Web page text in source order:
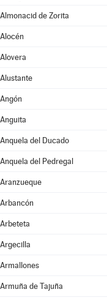
Almonacid de Zorita
Alocén
Alovera
Alustante
Angón
Anguita
Anquela del Ducado
Anquela del Pedregal
Aranzueque
Arbancón
Arbeteta
Argecilla
Armallones
Armuña de Tajuña